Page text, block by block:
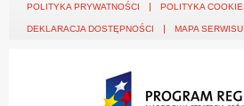
POLITYKA PRYWATNOŚCI POLITYKA
DEKLARACJA DOSTĘPNOŚCI MAPA SERWISU